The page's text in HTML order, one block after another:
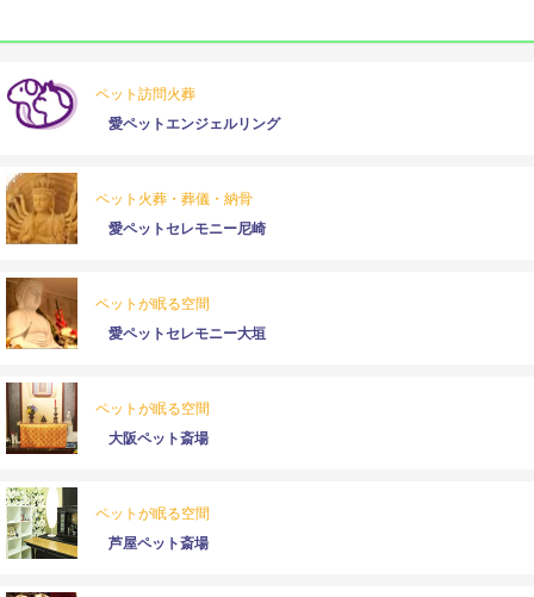
ペット訪問火葬
愛ペットエンジェルリング
ペット火葬・葬儀・納骨
愛ペットセレモニー尼崎
ペットが眠る空間
愛ペットセレモニー大垣
ペットが眠る空間
大阪ペット斎場
ペットが眠る空間
芦屋ペット斎場